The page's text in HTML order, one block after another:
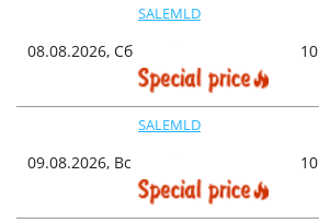
08.08.2026, Сб
SALEMLD
10
09.08.2026, Вс
SALEMLD
10